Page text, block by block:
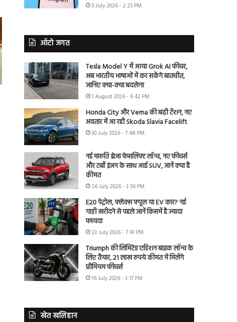
5 July 2026 - 2:25 PM
ऑटो जगत
Tesla Model Y में आया Grok AI फीचर,
अब भारतीय भाषाओं में कर सकेंगे बातचीत,
जानिए क्या-क्या बदलेगा
1 August 2026 - 6:42 PM
Honda City और Verna की बढ़ी टेंशन, नए
अवतार में आ रही Skoda Slavia Facelift
30 July 2026 - 7:48 PM
नई मारुति ब्रेजा फेसलिफ्ट लॉन्च, नए फीचर्स
और टर्बो इंजन के साथ आई SUV, जानें क्या है
कीमत
26 July 2026 - 3:56 PM
E20 पेट्रोल, फ्लेक्स फ्यूल या EV कार? नई
गाड़ी खरीदने से पहले जानें किसमें है ज्यादा
फायदा
23 July 2026 - 7:41 PM
Triumph की लिमिटेड एडिशन बाइक लॉन्च के
लिए तैयार, 21 लाख रुपये कीमत में मिलेंगे
प्रीमियम फीचर्स
16 July 2026 - 3:17 PM
खेत खलिहान